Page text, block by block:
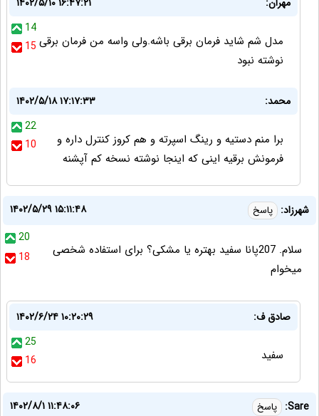
14
15 مدل شم شاید فرمان برقی باشه.ولی واسه من فرمان برقی
نوشته نبود
محمد:
۱۴۰۲/۵/۱۸ ۱۷:۱۷:۳۳
22
10
برا منم دستیه و رینگ اسپرته و هم کروز کنترل داره و
فرمونش برقیه اینی که اینجا نوشته نسخه کم آپشنه
شهرزاد: پاسخ
۱۴۰۲/۵/۲۹ ۱۵:۱۱:۴۸
20
18
سلام. 207پانا سفید بهتره یا مشکی؟ برای استفاده شخصی
میخوام
صادق ف:
۱۴۰۲/۶/۲۴ ۱۰:۲۰:۲۹
25
16
سفید
Sare: پاسخ
۱۴۰۲/۸/۱ ۱۱:۴۸:۰۶